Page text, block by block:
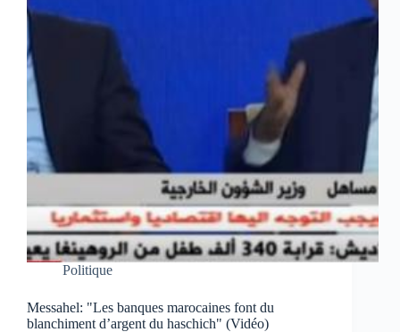
Politique
Messahel: "Les banques marocaines font du
blanchiment d’argent du haschich" (Vidéo)